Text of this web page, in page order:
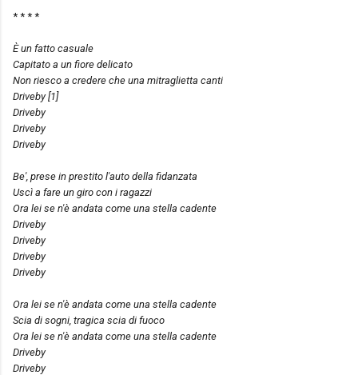
* * * *
È un fatto casuale
Capitato a un fiore delicato
Non riesco a credere che una mitraglietta canti
Driveby [1]
Driveby
Driveby
Driveby
Be', prese in prestito l'auto della fidanzata
Uscì a fare un giro con i ragazzi
Ora lei se n'è andata come una stella cadente
Driveby
Driveby
Driveby
Driveby
Ora lei se n'è andata come una stella cadente
Scia di sogni, tragica scia di fuoco
Ora lei se n'è andata come una stella cadente
Driveby
Driveby